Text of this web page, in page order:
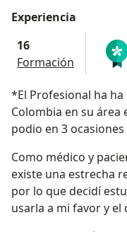
Experiencia
16
Formación
*El Profesional ha
Colombia en su área
podio en 3
Como médico y
existe una estrecha
por lo que decidí
usarla a mi favor y el